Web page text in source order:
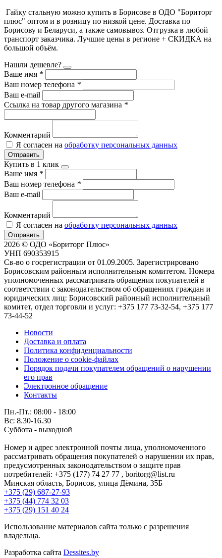
Гайку стальную можно купить в Борисове в ОДО "Бориторг
плюс" оптом и в розницу по низкой цене. Доставка по
Борисову и Беларуси, а также самовывоз. Отгрузка в любой
транспорт заказчика. Лучшие цены в регионе + СКИДКА на
большой объём.
Нашли дешевле?
Ваше имя *
Ваш номер телефона *
Ваш e-mail
Ссылка на товар другого магазина *
Комментарий
Я согласен на обработку персональных данных
Отправить
Купить в 1 клик
Ваше имя *
Ваш номер телефона *
Ваш e-mail
Комментарий
Я согласен на обработку персональных данных
Отправить
2026 © ОДО «Бориторг Плюс»
УНП 690353915
Св-во о госрегистрации от 01.09.2005. Зарегистрировано
Борисовским районным исполнительным комитетом. Номера
уполномоченных рассматривать обращения покупателей в
соответствии с законодательством об обращениях граждан и
юридических лиц: Борисовский районный исполнительный
комитет, отдел торговли и услуг: +375 177 73-32-54, +375 177
73-44-52
Новости
Доставка и оплата
Политика конфиденциальности
Положение о cookie-файлах
Порядок подачи покупателем обращений о нарушении
его прав
Электронное обращение
Контакты
Пн.-Пт.: 08:00 - 18:00
Вс: 8.30-16.30
Суббота - выходной
Номер и адрес электронной почты лица, уполномоченного
рассматривать обращения покупателей о нарушении их прав,
предусмотренных законодательством о защите прав
потребителей: +375 (177) 74 27 77 , boritorg@list.ru
Минская область, Борисов, улица Дёмина, 35Б
+375 (29) 687-27-93
+375 (44) 774 32 03
+375 (29) 151 40 24
Использование материалов сайта только с разрешения
владельца.
Разработка сайта Dessites.by